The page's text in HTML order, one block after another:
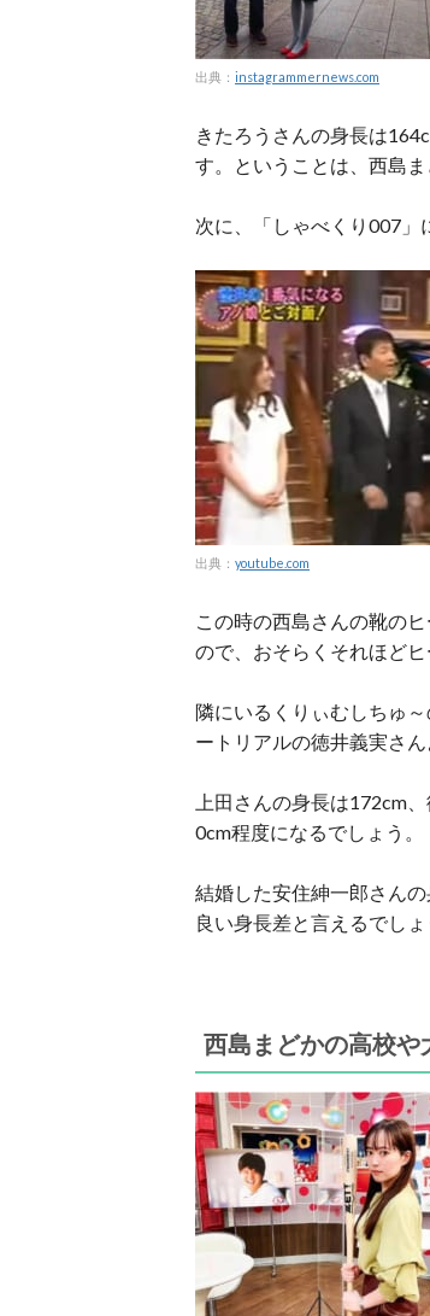
出典： instagrammernews.com
きたろうさんの身長は
す。ということは、西島
次に、「しゃべくり007」
出典： youtube.com
この時の西島さんの靴の
ので、おそらくそれほど
隣にいるくりぃむしちゅ
ートリアルの徳井義実さ
上田さんの身長は172cm
0cm程度になるでしょう。
結婚した安住紳一郎さん
良い身長差と言えるでしょ
西島まどかの高校や